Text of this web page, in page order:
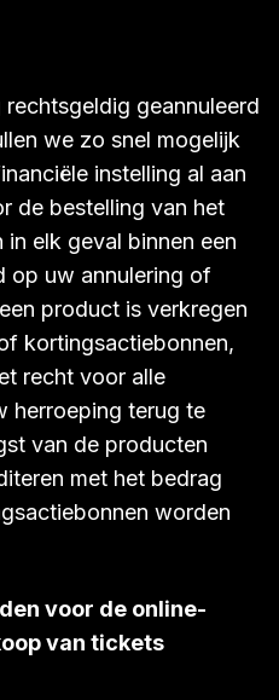
geannuleerd
we zo snel mogelijk
instelling al aan
de bestelling van het
elk geval binnen een
op uw annulering of
product is verkregen
kortingsactiebonnen,
recht voor alle
herroeping terug te
van de producten
met het bedrag
worden
voor de online-
van tickets